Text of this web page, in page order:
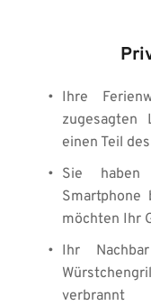
Ihre
zugesagten
einen Teil
Sie haben
möchten Ihr
Ihr